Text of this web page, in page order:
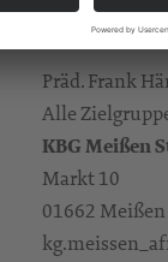
https://
Präd. Frank
Alle
KBG Meißen
Markt 10
01662 Meißen